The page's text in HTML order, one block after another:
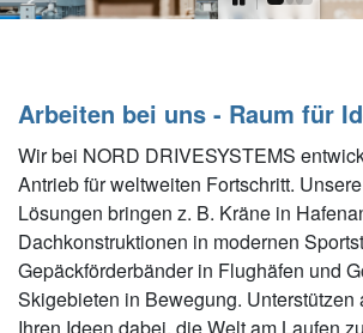
Arbeiten bei uns - Raum für
Wir bei NORD DRIVESYSTEMS
Antrieb für weltweiten Fortschritt.
Lösungen bringen z. B. Kräne in
Dachkonstruktionen in modernen
Gepäckförderbänder in Flughäfen und
Skigebieten in Bewegung. Unterstützen
Ihren Ideen dabei, die Welt am Laufen